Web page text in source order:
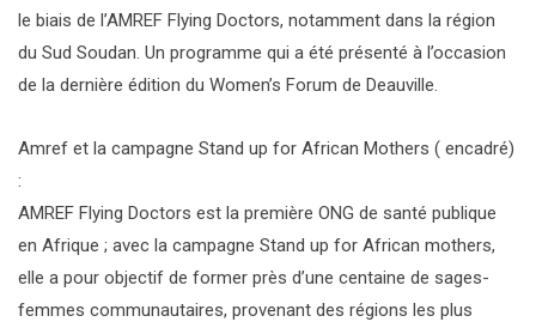
le biais de l’AMREF Flying Doctors, notamment dans la région
du Sud Soudan. Un programme qui a été présenté à l’occasion
de la dernière édition du Women’s Forum de Deauville.
Amref et la campagne Stand up for African Mothers ( encadré)
:
AMREF Flying Doctors est la première ONG de santé publique
en Afrique ; avec la campagne Stand up for African mothers,
elle a pour objectif de former près d’une centaine de sages-
femmes communautaires, provenant des régions les plus